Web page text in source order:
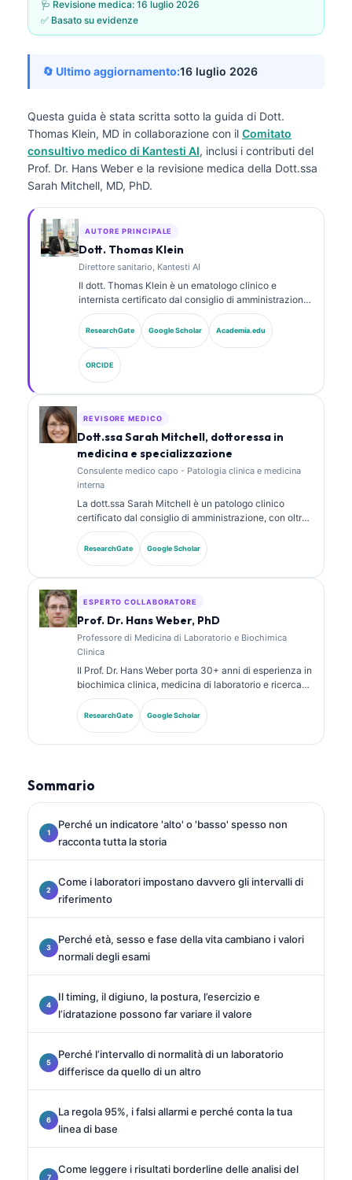
🩺 Revisione medica: 16 luglio 2026
✅ Basato su evidenze
🔄 Ultimo aggiornamento:16 luglio 2026
Questa guida è stata scritta sotto la guida di Dott.
Thomas Klein, MD in collaborazione con il Comitato
consultivo medico di Kantesti AI, inclusi i contributi del
Prof. Dr. Hans Weber e la revisione medica della Dott.ssa
Sarah Mitchell, MD, PhD.
AUTORE PRINCIPALE
Dott. Thomas Klein
Direttore sanitario, Kantesti AI
Il dott. Thomas Klein è un ematologo clinico e
internista certificato dal consiglio di amministrazione,
con oltre 15 anni di esperienza in medicina di
laboratorio e analisi clinica assistita da AI. In qualità
di Chief Medical Officer presso Kantesti AI, fornisce
supervisione clinica sull’accuratezza medica della
rete neurale proprietaria. Il dott. Klein ha pubblicato
ampiamente su interpretazione dei biomarcatori e
diagnostica di laboratorio su argomenti di medicina di
ResearchGate Google Scholar Academia.edu
ORCIDE
REVISORE MEDICO
Dott.ssa Sarah Mitchell, dottoressa in
medicina e specializzazione
Consulente medico capo - Patologia clinica e medicina
interna
La dott.ssa Sarah Mitchell è un patologo clinico
certificato dal consiglio di amministrazione, con oltre
18 anni di esperienza in medicina di laboratorio e
analisi diagnostica. Possiede certificazioni di
specializzazione in chimica clinica e ha pubblicato
ResearchGate Google Scholar
ESPERTO COLLABORATORE
Prof. Dr. Hans Weber, PhD
Professore di Medicina di Laboratorio e Biochimica
Clinica
Il Prof. Dr. Hans Weber porta 30+ anni di esperienza in
biochimica clinica, medicina di laboratorio e ricerca
sui biomarcatori. Ex Presidente della Società Tedesca
di Chimica Clinica, si specializza nell’analisi dei
pannelli diagnostici, nella standardizzazione dei
ResearchGate Google Scholar
Sommario
Perché un indicatore 'alto' o 'basso' spesso non
racconta tutta la storia
Come i laboratori impostano davvero gli intervalli di
riferimento
Perché età, sesso e fase della vita cambiano i valori
normali degli esami
Il timing, il digiuno, la postura, l’esercizio e
l’idratazione possono far variare il valore
Perché l’intervallo di normalità di un laboratorio
differisce da quello di un altro
La regola 95%, i falsi allarmi e perché conta la tua
linea di base
Come leggere i risultati borderline delle analisi del